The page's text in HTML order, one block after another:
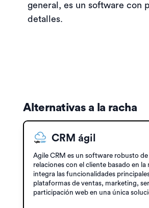
general, es un software con
detalles.
Alternativas a la racha
CRM ágil
Agile CRM es un software robusto
relaciones con el cliente basado en la
integra las funcionalidades
plataformas de ventas, marketing,
participación web en una única